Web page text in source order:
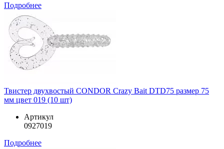
Подробнее
Твистер двухвостый CONDOR Crazy Bait DTD75 размер 75
мм цвет 019 (10 шт)
Артикул
0927019
Подробнее